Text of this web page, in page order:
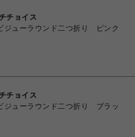
チョイス
ジューラウンド二つ折り ピンク
チョイス
ジューラウンド二つ折り ブラッ